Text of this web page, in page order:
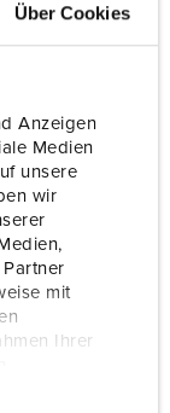
Über Cookies
Anzeigen
Medien
unsere
wir
mit
Ihrer
&
beheren